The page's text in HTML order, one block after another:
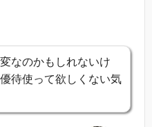
なのかもしれないけ
待使って欲しくない気